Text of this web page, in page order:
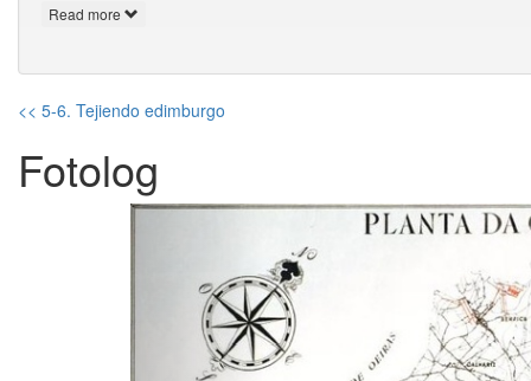
Read more
<< 5-6. Tejiendo edimburgo
Fotolog
Previous